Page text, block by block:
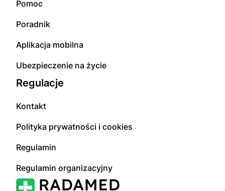
Pomoc
Poradnik
Aplikacja mobilna
Ubezpieczenie na życie
Regulacje
Kontakt
Polityka prywatności i cookies
Regulamin
Regulamin organizacyjny